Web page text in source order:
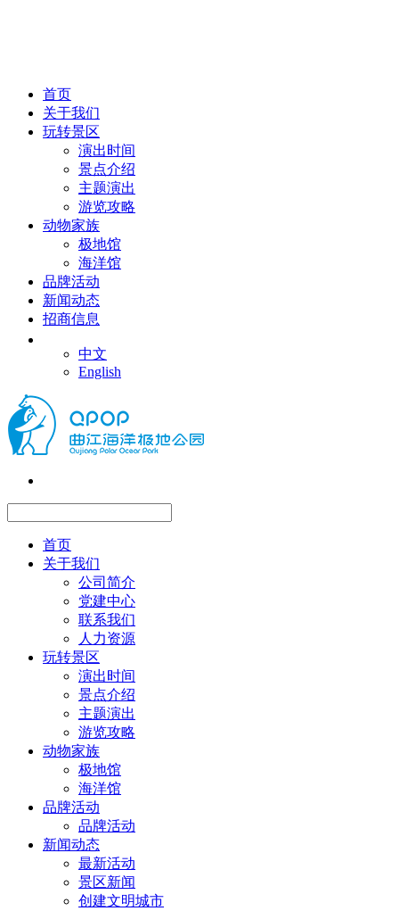
首页
关于我们
玩转景区
演出时间
景点介绍
主题演出
游览攻略
动物家族
极地馆
海洋馆
品牌活动
新闻动态
招商信息
中文
English
首页
关于我们
公司简介
党建中心
联系我们
人力资源
玩转景区
演出时间
景点介绍
主题演出
游览攻略
动物家族
极地馆
海洋馆
品牌活动
品牌活动
新闻动态
最新活动
景区新闻
创建文明城市